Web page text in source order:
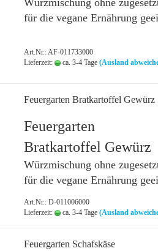
Würzmischung ohne
für die vegane Ernährung
Art.Nr.: AF-011733000
Lieferzeit:
ca. 3-4 Tage (Ausland
Feuergarten Bratkartoffel Gewürz
Feuergarten
Bratkartoffel Gewürz
Würzmischung ohne
für die vegane Ernährung
Art.Nr.: D-011006000
Lieferzeit:
ca. 3-4 Tage (Ausland
Feuergarten Schafskäse